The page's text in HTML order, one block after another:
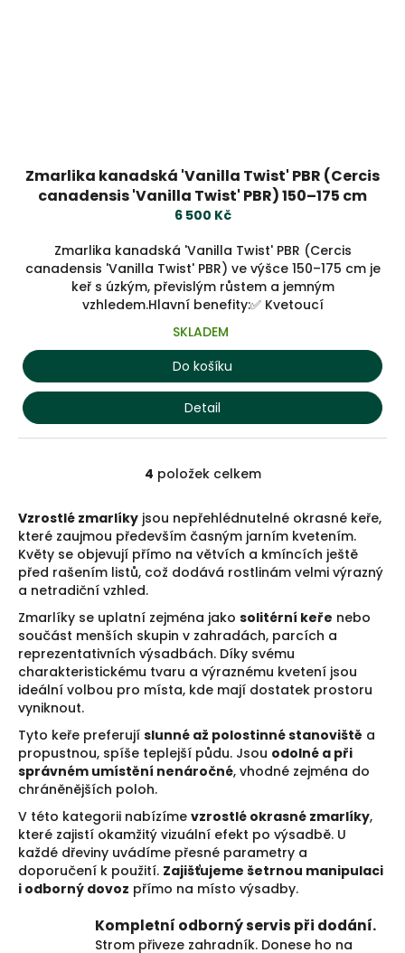
Zmarlika kanadská 'Vanilla Twist' PBR (Cercis
canadensis 'Vanilla Twist' PBR) 150–175 cm
6 500 Kč
Zmarlika kanadská 'Vanilla Twist' PBR (Cercis
canadensis 'Vanilla Twist' PBR) ve výšce 150–175 cm je
keř s úzkým, převislým růstem a jemným
vzhledem.Hlavní benefity:✅ Kvetoucí
SKLADEM
Do košíku
Detail
O
l
á
d
a
c
p
r
v
k
y
p
i
s
4 položek celkem
Vzrostlé zmarlíky jsou nepřehlédnutelné okrasné keře,
které zaujmou především časným jarním kvetením.
Květy se objevují přímo na větvích a kmíncích ještě
před rašením listů, což dodává rostlinám velmi výrazný
a netradiční vzhled.
Zmarlíky se uplatní zejména jako solitérní keře nebo
součást menších skupin v zahradách, parcích a
reprezentativních výsadbách. Díky svému
charakteristickému tvaru a výraznému kvetení jsou
ideální volbou pro místa, kde mají dostatek prostoru
vyniknout.
Tyto keře preferují slunné až polostinné stanoviště a
propustnou, spíše teplejší půdu. Jsou odolné a při
správném umístění nenáročné, vhodné zejména do
chráněnějších poloh.
V této kategorii nabízíme vzrostlé okrasné zmarlíky,
které zajistí okamžitý vizuální efekt po výsadbě. U
každé dřeviny uvádíme přesné parametry a
doporučení k použití. Zajišťujeme šetrnou manipulaci
i odborný dovoz přímo na místo výsadby.
Kompletní odborný servis při dodání.
Strom přiveze zahradník. Donese ho na